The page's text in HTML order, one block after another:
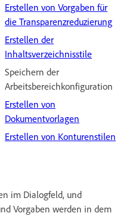
Erstellen von Vorgaben für
die Transparenzreduzierung
Erstellen der
Inhaltsverzeichnisstile
Speichern der
Arbeitsbereichkonfiguration
Erstellen von
Dokumentvorlagen
Erstellen von Konturenstilen
im Dialogfeld, und
Vorgaben werden in dem